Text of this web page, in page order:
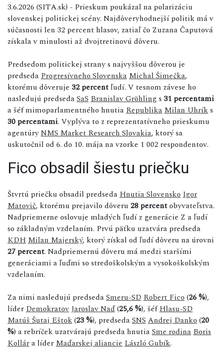
3.6.2026 (SITA.sk) - Prieskum poukázal na polarizáciu
slovenskej politickej scény. Najdôveryhodnejší politik má v
súčasnosti len 32 percent hlasov, zatiaľ čo Zuzana Čaputová
získala v minulosti až dvojtretinovú dôveru.
Predsedom politickej strany s najvyššou dôverou je
predseda Progresívneho Slovenska Michal Šimečka,
ktorému dôveruje 32 percent ľudí. V tesnom závese ho
nasledujú predsedaSaS Branislav Gröhlings 31 percentami
a šéf mimoparlamentného hnutia Republika Milan Uhríks
30 percentami. Vyplýva to z reprezentatívneho prieskumu
agentúryNMS Market Research Slovakia, ktorý sa
uskutočnil od 6. do 10. mája na vzorke 1 002 respondentov.
Fico obsadil šiestu priečku
Štvrtú priečku obsadil predseda Hnutia Slovensko Igor
Matovič, ktorému prejavilo dôveru 28 percentobyvateľstva.
Nadpriemerne oslovuje mladých ľudí z generácie Z a ľudí
so základným vzdelaním. Prvú päťku uzatvára predseda
KDH Milan Majerský, ktorý získal od ľudí dôveru na úrovni
27 percent. Nadpriemernú dôveru má medzi staršími
generáciami a ľuďmi so stredoškolským a vysokoškolským
vzdelaním.
Za nimi nasledujú predsedaSmeru-SD Robert Fico (26 %),
líder Demokratov Jaroslav Naď(25,6 %), šéfHlasu-SD
Matúš Šutaj Eštok(23 %), predsedaSNS Andrej Danko (20
%) a rebríček uzatvárajú predseda hnutiaSme rodina Boris
Kollára líder Maďarskej aliancie László Gubík.